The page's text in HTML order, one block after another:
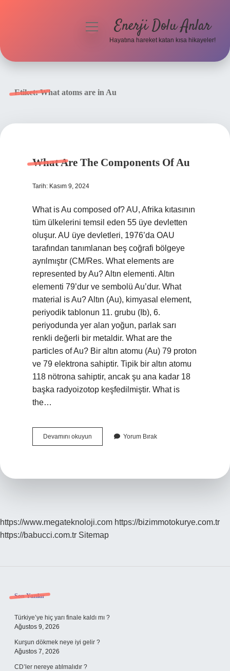
menüyüEnerji Dolu Anlar
Hayatına hareket katan kısa hikayeler!
Etiket:What atoms are in Au
What Are The Components Of Au
Tarih: Kasım 9, 2024
What is Au composed of? AU, Afrika kıtasının
tüm ülkelerini temsil eden 55 üye devletten
oluşur. AU üye devletleri, 1976’da OAU
tarafından tanımlanan beş coğrafi bölgeye
ayrılmıştır (CM/Res. What elements are
represented by Au? Altın elementi. Altın
elementi 79’dur ve sembolü Au’dur. What
material is Au? Altın (Au), kimyasal element,
periyodik tablonun 11. grubu (Ib), 6.
periyodunda yer alan yoğun, parlak sarı
renkli değerli bir metaldir. What are the
particles of Au? Bir altın atomu (Au) 79 proton
ve 79 elektrona sahiptir. Tipik bir altın atomu
118 nötrona sahiptir, ancak şu ana kadar 18
başka radyoizotop keşfedilmiştir. What is
the…
Devamını okuyun
Are
Yorum Bırak
https://www.megateknoloji.com https://bizimmotokurye.com.tr
https://babucci.com.tr Sitemap
Sidebar
Son Yazılar
Türkiye’ye hiç yarı finale kaldı mı ?
Ağustos 9, 2026
Kurşun dökmek neye iyi gelir ?
Ağustos 7, 2026
CD’ler nereye atılmalıdır ?